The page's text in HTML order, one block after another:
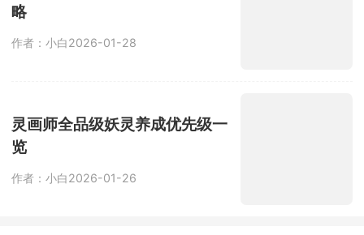
略
作者：小白2026-01-28
灵画师全品级妖灵养成优先级一
览
作者：小白2026-01-26